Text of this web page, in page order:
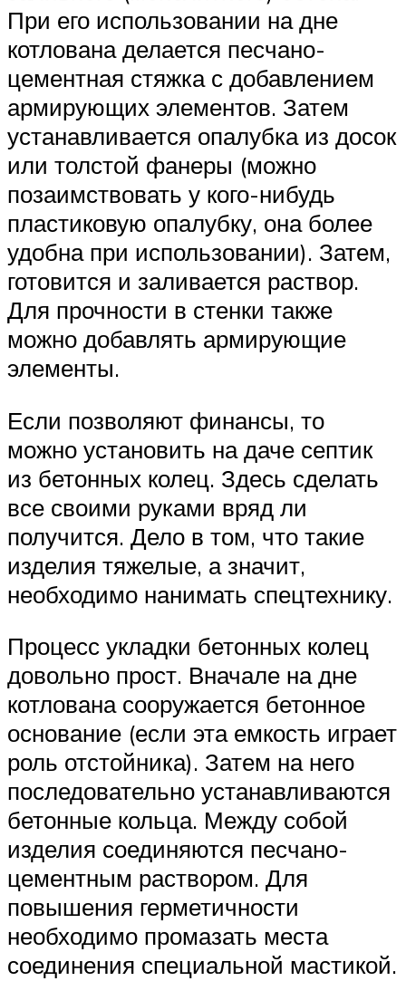
При его использовании на дне
котлована делается песчано-
цементная стяжка с добавлением
армирующих элементов. Затем
устанавливается опалубка из досок
или толстой фанеры (можно
позаимствовать у кого-нибудь
пластиковую опалубку, она более
удобна при использовании). Затем,
готовится и заливается раствор.
Для прочности в стенки также
можно добавлять армирующие
элементы.
Если позволяют финансы, то
можно установить на даче септик
из бетонных колец. Здесь сделать
все своими руками вряд ли
получится. Дело в том, что такие
изделия тяжелые, а значит,
необходимо нанимать спецтехнику.
Процесс укладки бетонных колец
довольно прост. Вначале на дне
котлована сооружается бетонное
основание (если эта емкость играет
роль отстойника). Затем на него
последовательно устанавливаются
бетонные кольца. Между собой
изделия соединяются песчано-
цементным раствором. Для
повышения герметичности
необходимо промазать места
соединения специальной мастикой.